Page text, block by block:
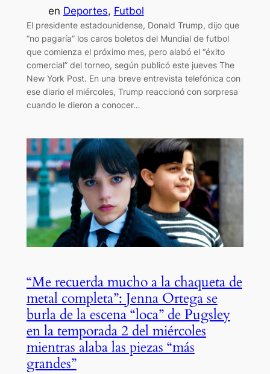
en Deportes, Futbol
El presidente estadounidense, Donald Trump, dijo que
“no pagaría” los caros boletos del Mundial de futbol
que comienza el próximo mes, pero alabó el “éxito
comercial” del torneo, según publicó este jueves The
New York Post. En una breve entrevista telefónica con
ese diario el miércoles, Trump reaccionó con sorpresa
cuando le dieron a conocer…
“Me recuerda mucho a la chaqueta de
metal completa”: Jenna Ortega se
burla de la escena “loca” de Pugsley
en la temporada 2 del miércoles
mientras alaba las piezas “más
grandes”